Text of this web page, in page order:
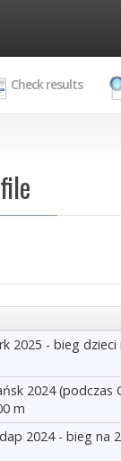
Check results
2025 - bieg dzieci
2024 (podczas
m
2024 - bieg na